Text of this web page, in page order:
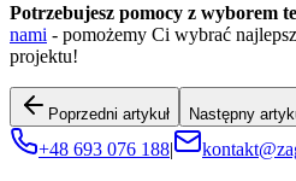
Potrzebujesz pomocy z wyborem
nami - pomożemy Ci wybrać
projektu!
Poprzedni artykuł Następny
+48 693 076 188|